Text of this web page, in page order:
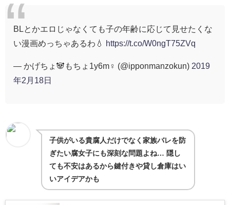
BLとかエロじゃなくても子の年齢に応じて見せたくな
い漫画めっちゃあるわ💧 https://t.co/W0ngT75ZVq
— かげちょ🐼もちょ1y6m♀ (@ipponmanzokun) 2019
年2月18日
子供がいる貴腐人だけでなく家族バレを防
ぎたい腐女子にも深刻な問題よね… 隠し
ても不安はあるから鍵付きや貸し倉庫はい
いアイデアかも